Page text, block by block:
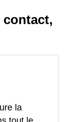
contact,
la